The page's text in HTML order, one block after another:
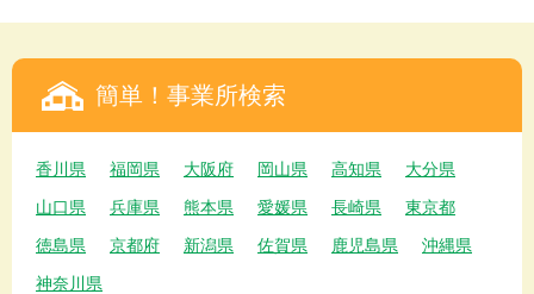
簡単！事業所検索
香川県 福岡県 大阪府 岡山県 高知県
大分県
山口県
兵庫県 熊本県 愛媛県 長崎県
東京都
徳島県
京都府 新潟県 佐賀県 鹿児島県
沖縄県
神奈川県